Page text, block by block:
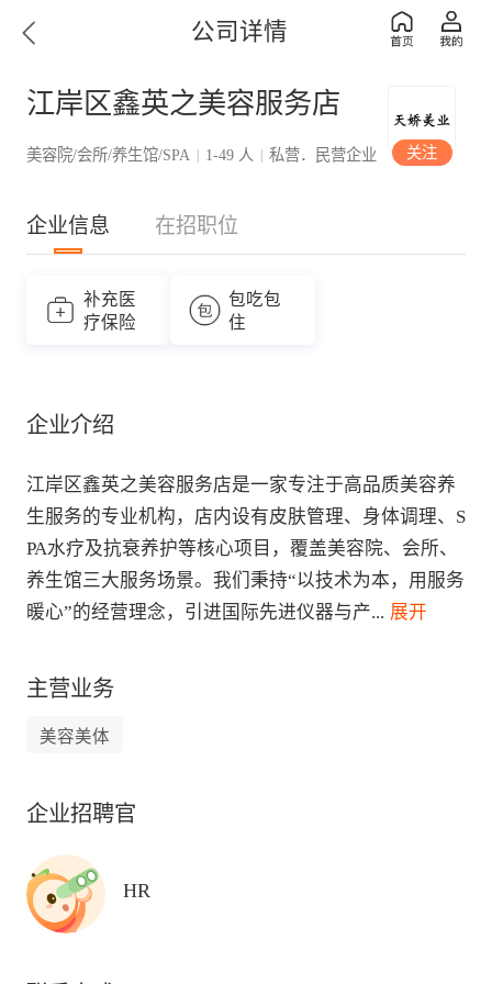
公司详情
江岸区鑫英之美容服务店
美容院/会所/养生馆/SPA | 1-49 人 | 私营．民营企业 关注
企业信息 在招职位
补充医
疗保险
包吃包
住
企业介绍
江岸区鑫英之美容服务店是一家专注于高品质美容养
生服务的专业机构，店内设有皮肤管理、身体调理、S
PA水疗及抗衰养护等核心项目，覆盖美容院、会所、
养生馆三大服务场景。我们秉持“以技术为本，用服务
暖心”的经营理念，引进国际先进仪器与产... 展开
主营业务
美容美体
企业招聘官
HR